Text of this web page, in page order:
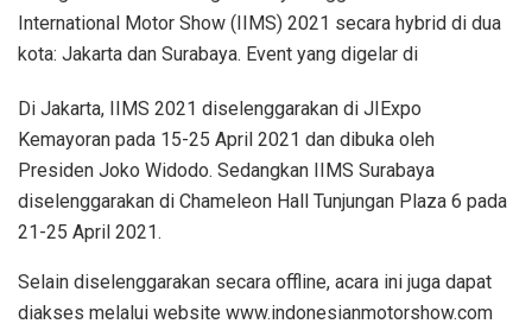
International Motor Show (IIMS) 2021 secara hybrid di dua
kota: Jakarta dan Surabaya. Event yang digelar di
Di Jakarta, IIMS 2021 diselenggarakan di JIExpo
Kemayoran pada 15-25 April 2021 dan dibuka oleh
Presiden Joko Widodo. Sedangkan IIMS Surabaya
diselenggarakan di Chameleon Hall Tunjungan Plaza 6 pada
21-25 April 2021.
Selain diselenggarakan secara offline, acara ini juga dapat
diakses melalui website www.indonesianmotorshow.com